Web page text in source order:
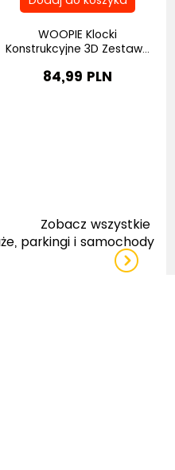
WOOPIE Klocki
Konstrukcyjne 3D Zestaw...
84,99 PLN
Zobacz wszystkie
parkingi i samochody